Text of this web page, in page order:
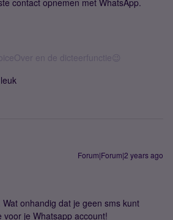
contact opnemen met WhatsApp.
en de dicteerfunctie😉
Forum|Forum|2 years ago
onhandig dat je geen sms kunt
je Whatsapp account!